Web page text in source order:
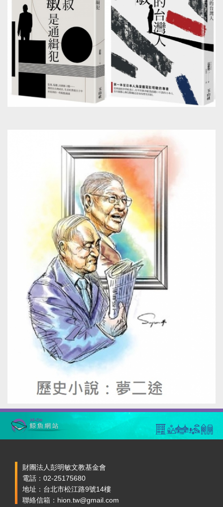
財團法人彭明敏文教基金會
電話：02-25175680
地址：台北市松江路9號14樓
聯絡信箱：hion.tw@gmail.com